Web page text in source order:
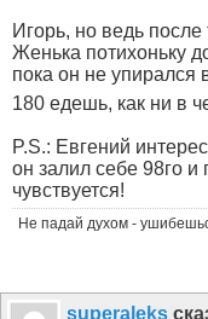
Игорь, но ведь
Женька потихоньку
пока он не упирался
180 едешь, как ни в
P.S.: Евгений
он залил себе 98го и
чувствуется!
Не падай духом -
superaleks